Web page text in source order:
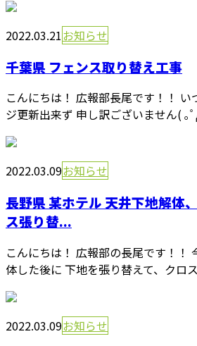
2022.03.21お知らせ
千葉県 フェンス取り替え工事
こんにちは！ 広報部長尾です！！ い
ジ更新出来ず 申し訳ございません( ｡
2022.03.09お知らせ
長野県 某ホテル 天井下地解体
ス張り替...
こんにちは！ 広報部の長尾です！！
体した後に 下地を張り替えて、クロ
2022.03.09お知らせ